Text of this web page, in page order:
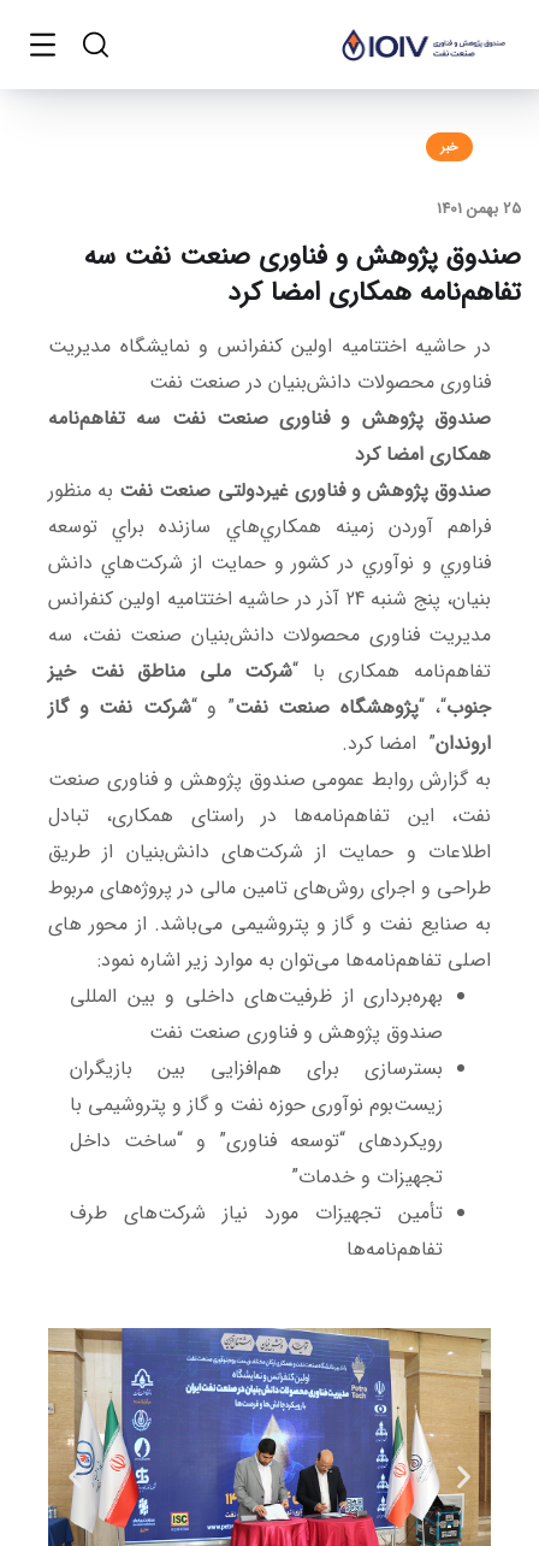
خبر
25 بهمن 1401
صندوق پژوهش و فناوری صنعت نفت سه
تفاهم‌نامه همکاری امضا کرد
در حاشیه اختتامیه اولین کنفرانس و نمایشگاه مدیریت
فناوری محصولات دانش‌بنیان در صنعت نفت
صندوق پژوهش و فناوری صنعت نفت سه تفاهم‌نامه
همکاری امضا کرد
صندوق پژوهش و فناوری غیردولتی صنعت نفت به منظور
فراهم آوردن زمينه همكاري‌هاي سازنده براي توسعه
فناوري و نوآوري در کشور و حمایت از شرکت‌هاي دانش
بنيان، پنج شنبه 24 آذر در حاشیه اختتامیه اولین کنفرانس
مدیریت فناوری محصولات دانش‌بنیان صنعت نفت، سه
تفاهم‌نامه همکاری با “شرکت ملی مناطق نفت خیز
جنوب“، “پژوهشگاه صنعت نفت” و “شرکت نفت و گاز
اروندان” امضا کرد.
به گزارش روابط عمومی صندوق پژوهش و فناوری صنعت
نفت، این تفاهم‌نامه‌ها در راستای همکاری، تبادل
اطلاعات و حمایت از شرکت‌های دانش‌بنیان از طریق
طراحی و اجرای روش‌های تامین مالی در پروژه‌های مربوط
به صنایع نفت و گاز و پتروشیمی می‌باشد. از محور های
اصلی تفاهم‌نامه‌ها می‌توان به موارد زیر اشاره نمود:
بهره‌برداری از ظرفیت‌های داخلی و بین المللی
صندوق پژوهش و فناوری صنعت نفت
بسترسازی برای هم‌افزایی بین بازیگران
زیست‌بوم نوآوری حوزه نفت و گاز و پتروشیمی ‌با
رویکردهای “توسعه فناوری” و “ساخت داخل
تجهیزات و خدمات”
تأمین تجهیزات مورد نیاز شرکت‌‌های طرف
تفاهم‌نامه‌ها